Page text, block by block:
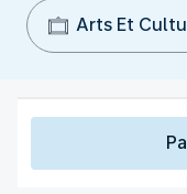
Arts Et